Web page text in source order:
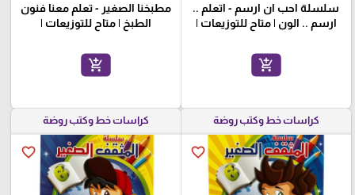
سلسلة احب ان ارسم - اتعلم ..
ارسم .. الون | متاح للتوزيعات |
add_shopping_cart
مطبخنا الصغير - تعلم معنا فنون
الطبخ | متاح للتوزيعات |
add_shopping_cart
كراسات خط وكتب روضة
favorite_border
كراسات خط وكتب روضة
favorite_border